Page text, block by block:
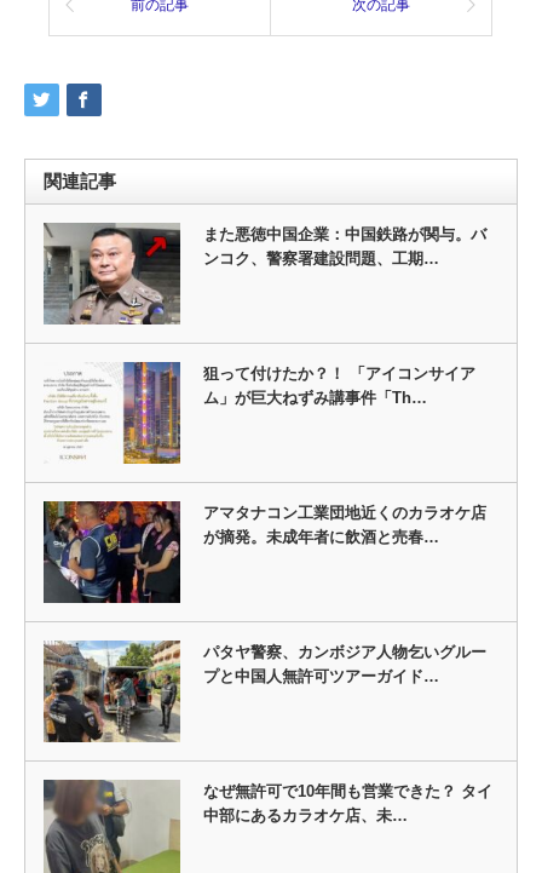
前の記事 次の記事
関連記事
また悪徳中国企業：中国鉄路が関与。バ
ンコク、警察署建設問題、工期…
狙って付けたか？！ 「アイコンサイア
ム」が巨大ねずみ講事件「Th…
アマタナコン工業団地近くのカラオケ店
が摘発。未成年者に飲酒と売春…
パタヤ警察、カンボジア人物乞いグルー
プと中国人無許可ツアーガイド…
なぜ無許可で10年間も営業できた？ タイ
中部にあるカラオケ店、未…